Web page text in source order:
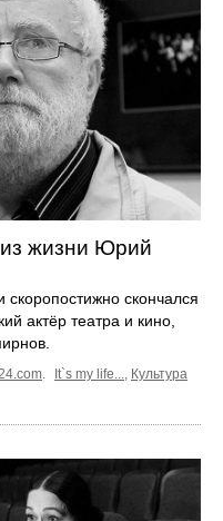
жизни Юрий
скончался
актёр театра и кино,
. It`s my life..., Культура